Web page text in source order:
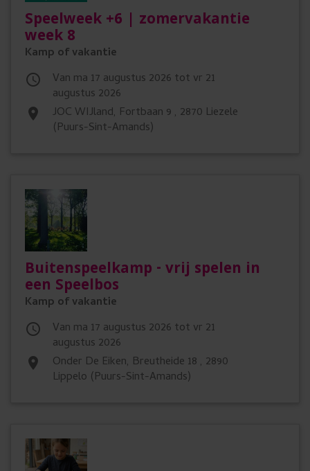
Speelweek +6 | zomervakantie
week 8
Kamp of vakantie

Van ma 17 augustus 2026 tot vr 21
augustus 2026
place
JOC WIJland, Fortbaan 9 , 2870 Liezele
(Puurs-Sint-Amands)
Buitenspeelkamp - vrij spelen in
een Speelbos
Kamp of vakantie

Van ma 17 augustus 2026 tot vr 21
augustus 2026
place
Onder De Eiken, Breutheide 18 , 2890
Lippelo (Puurs-Sint-Amands)